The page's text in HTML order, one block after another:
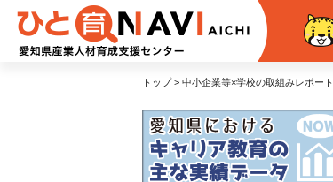
トップ > 中小企業等×学校の取組みレポート